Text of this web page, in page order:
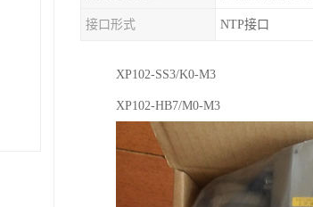
接口形式 NTP接口
XP102-SS3/K0-M3
XP102-HB7/M0-M3